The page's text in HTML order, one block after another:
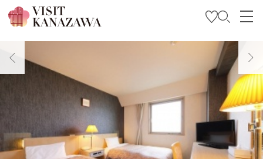
여행 계획 세우기
Travel Trade and Media
Languages